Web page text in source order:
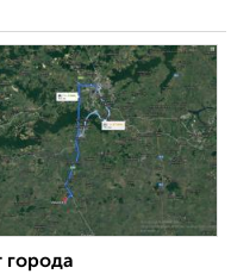
города